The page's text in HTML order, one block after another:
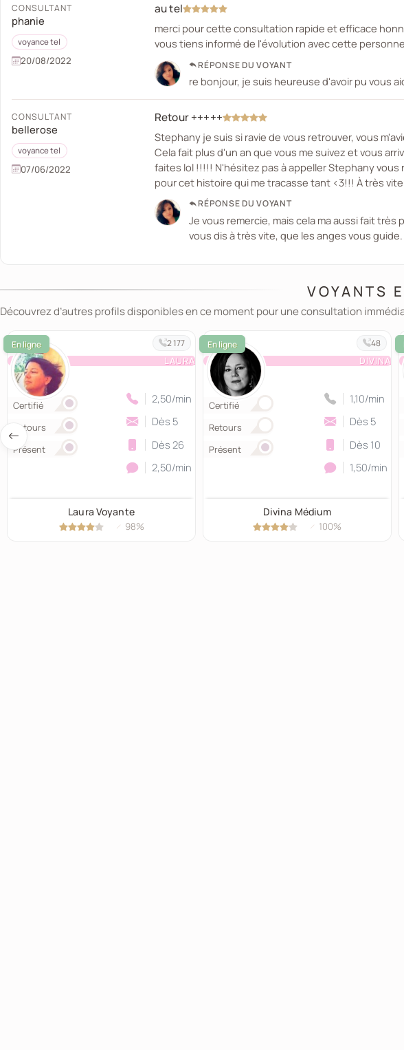
CONSULTANT
phanie
voyance tel
20/08/2022
au tel
merci pour cette consultation rapide et efficace
vous tiens informé de l'évolution avec cette
RÉPONSE DU VOYANT
re bonjour, je suis heureuse d'avoir pu vous
CONSULTANT
bellerose
voyance tel
07/06/2022
Retour +++++
Stephany je suis si ravie de vous retrouver, vous
Cela fait plus d'un an que vous me suivez et vous
faites lol !!!!! N'hésitez pas à appeller Stephany
pour cet histoire qui me tracasse tant <3!!! À très
RÉPONSE DU VOYANT
Je vous remercie, mais cela ma aussi fait
vous dis à très vite, que les anges vous
VOYANTS
Découvrez d’autres profils disponibles en ce moment pour une consultation
2 177
LAURA
Certifié
Retours
Présent
2,50/min
Dès 5
Dès 26
2,50/min
Laura Voyante
98%
48
DIVINA
Certifié
Retours
Présent
1,10/min
Dès 5
Dès 10
1,50/min
Divina Médium
100%